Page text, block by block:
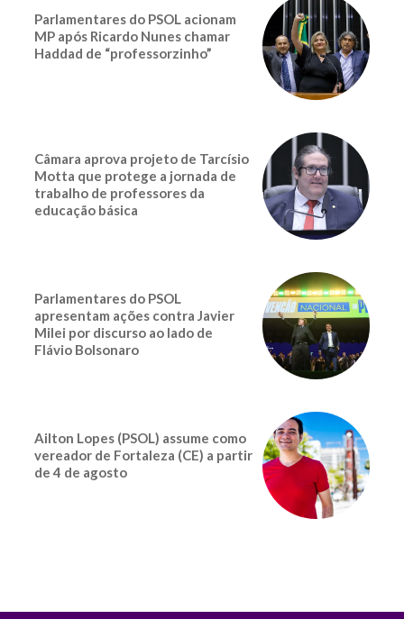
Parlamentares do PSOL acionam
MP após Ricardo Nunes chamar
Haddad de “professorzinho”
Câmara aprova projeto de Tarcísio
Motta que protege a jornada de
trabalho de professores da
educação básica
Parlamentares do PSOL
apresentam ações contra Javier
Milei por discurso ao lado de
Flávio Bolsonaro
Ailton Lopes (PSOL) assume como
vereador de Fortaleza (CE) a partir
de 4 de agosto